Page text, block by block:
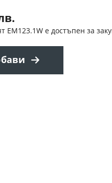
ΕΜ123.1W е достъпен за